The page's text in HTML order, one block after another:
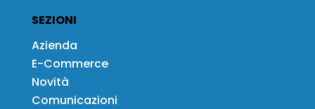
SEZIONI
Azienda
E-Commerce
Novità
Comunicazioni